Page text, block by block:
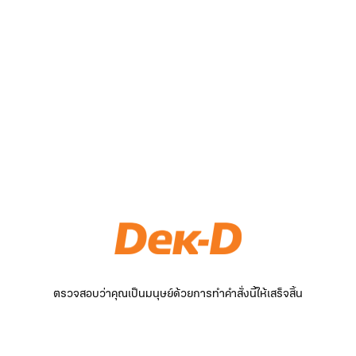
ตรวจสอบว่าคุณเป็นมนุษย์ด้วยการทำคำสั่งนี้ให้เสร็จสิ้น